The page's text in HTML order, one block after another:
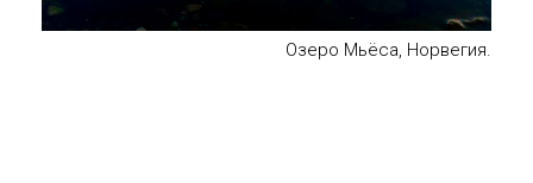
Озеро Мьёса, Норвегия.